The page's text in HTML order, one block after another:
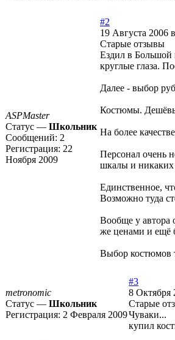
ASPMaster
Статус — Школьник
Сообщений: 2
Регистрация: 22
Ноября 2009
#2
19 Августа 2006
Старые отзывы
Ездил в Большой
круглые глаза.
Далее - выбор
Костюмы.
На более
Персонал очень
шкалы и никаких
Единственное,
Возможно туда
Вообще у автора
же ценами и ещё
Выбор костюмов
metronomic
Статус — Школьник
Регистрация: 2 Февраля 2009
#3
8 Октября
Старые
Чуваки...
купил